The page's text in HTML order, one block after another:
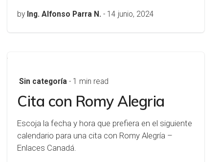
by Ing. Alfonso Parra N. - 14 junio, 2024
Sin categoría - 1 min read
Cita con Romy Alegria
Escoja la fecha y hora que prefiera en el siguiente
calendario para una cita con Romy Alegría –
Enlaces Canadá.